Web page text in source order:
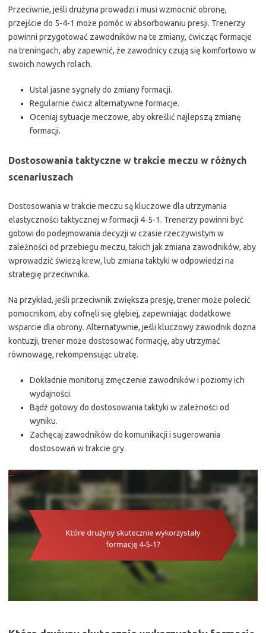
Przeciwnie, jeśli drużyna prowadzi i musi wzmocnić obronę,
przejście do 5-4-1 może pomóc w absorbowaniu presji. Trenerzy
powinni przygotować zawodników na te zmiany, ćwicząc formacje
na treningach, aby zapewnić, że zawodnicy czują się komfortowo w
swoich nowych rolach.
Ustal jasne sygnały do zmiany formacji.
Regularnie ćwicz alternatywne formacje.
Oceniaj sytuacje meczowe, aby określić najlepszą zmianę
formacji.
Dostosowania taktyczne w trakcie meczu w różnych
scenariuszach
Dostosowania w trakcie meczu są kluczowe dla utrzymania
elastyczności taktycznej w formacji 4-5-1. Trenerzy powinni być
gotowi do podejmowania decyzji w czasie rzeczywistym w
zależności od przebiegu meczu, takich jak zmiana zawodników, aby
wprowadzić świeżą krew, lub zmiana taktyki w odpowiedzi na
strategię przeciwnika.
Na przykład, jeśli przeciwnik zwiększa presję, trener może polecić
pomocnikom, aby cofnęli się głębiej, zapewniając dodatkowe
wsparcie dla obrony. Alternatywnie, jeśli kluczowy zawodnik dozna
kontuzji, trener może dostosować formację, aby utrzymać
równowagę, rekompensując utratę.
Dokładnie monitoruj zmęczenie zawodników i poziomy ich
wydajności.
Bądź gotowy do dostosowania taktyki w zależności od
wyniku.
Zachęcaj zawodników do komunikacji i sugerowania
dostosowań w trakcie gry.